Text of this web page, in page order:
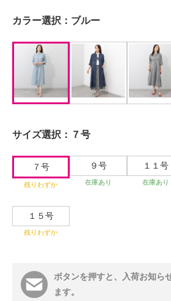
カラー選択： ブルー
サイズ選択： ７号
７号
残りわずか
９号
在庫あり
１１号
在庫あり
１５号
残りわずか
ボタンを押すと、入荷お知ら
ます。